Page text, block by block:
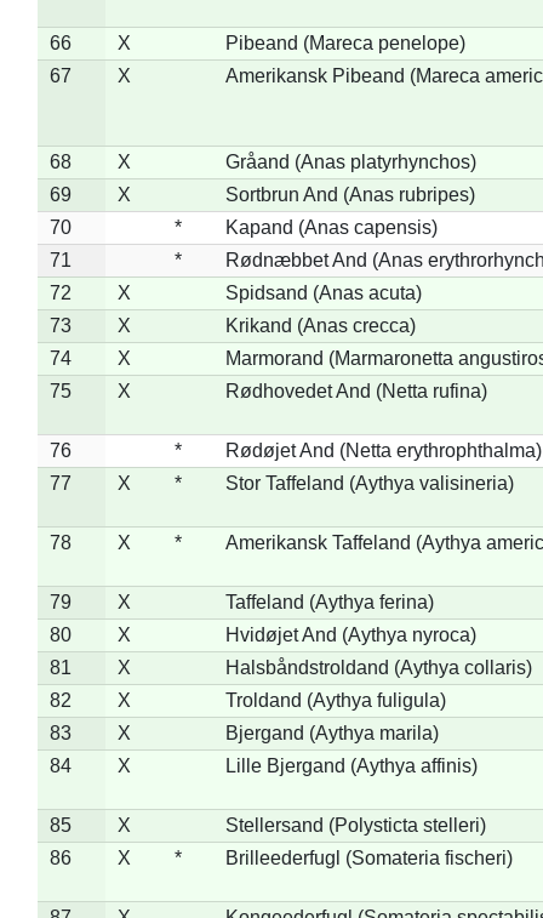
66 X
Pibeand (Mareca penelope)
67
X Amerikansk Pibeand (Mareca
68 X
Gråand (Anas platyrhynchos)
69
X
Sortbrun And (Anas rubripes)
70
*
Kapand (Anas capensis)
71
*
Rødnæbbet And (Anas
72
X
Spidsand (Anas acuta)
73
X
Krikand (Anas crecca)
74
X
Marmorand (Marmaronetta
75
X Rødhovedet And (Netta rufina)
76 *
Rødøjet And (Netta erythrophthalma)
77
X * Stor Taffeland (Aythya valisineria)
78 X * Amerikansk Taffeland (Aythya
79 X
Taffeland (Aythya ferina)
80
X
Hvidøjet And (Aythya nyroca)
81
X
Halsbåndstroldand (Aythya collaris)
82
X
Troldand (Aythya fuligula)
83
X
Bjergand (Aythya marila)
84
X Lille Bjergand (Aythya affinis)
85 X
Stellersand (Polysticta stelleri)
86
X * Brilleederfugl (Somateria fischeri)